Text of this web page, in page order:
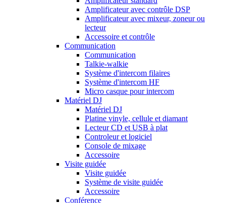
Amplificateur avec contrôle DSP
Amplificateur avec mixeur, zoneur ou
lecteur
Accessoire et contrôle
Communication
Communication
Talkie-walkie
Système d'intercom filaires
Système d'intercom HF
Micro casque pour intercom
Matériel DJ
Matériel DJ
Platine vinyle, cellule et diamant
Lecteur CD et USB à plat
Controleur et logiciel
Console de mixage
Accessoire
Visite guidée
Visite guidée
Système de visite guidée
Accessoire
Conférence